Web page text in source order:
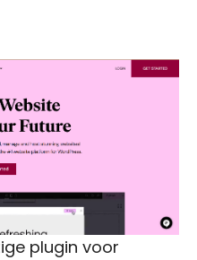
plugin voor